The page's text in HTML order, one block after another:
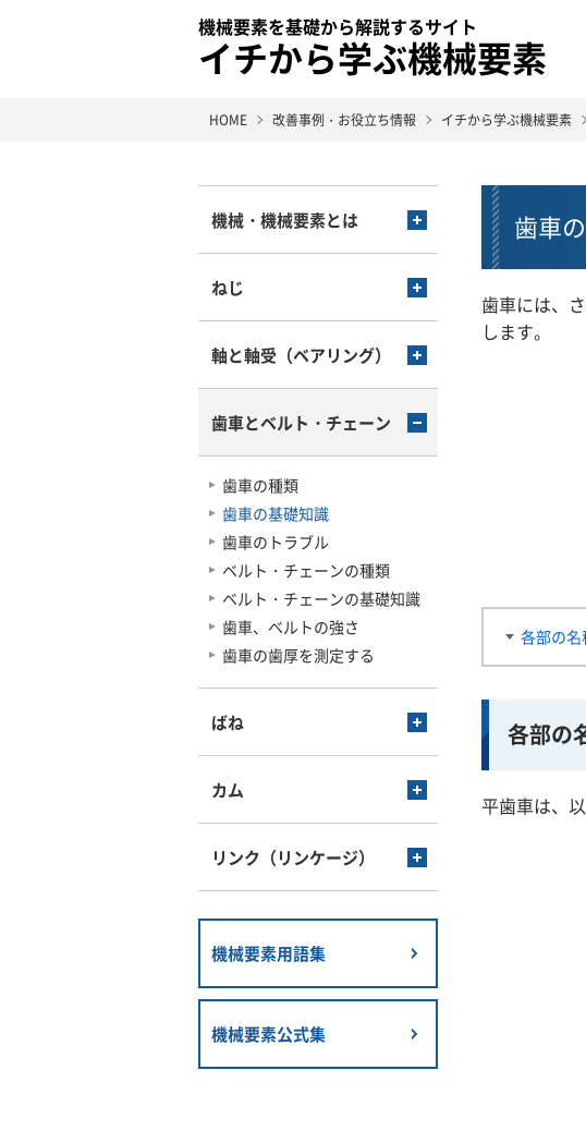
機械要素を基礎から解説するサイト
イチから学ぶ機械要素
HOME 改善事例・お役立ち情報 イチから学ぶ機械要素
歯車
歯車には、
します。
各部の名
各部の
平歯車は、
機械・機械要素とは
ねじ
軸と軸受（ベアリング）
歯車とベルト・チェーン
歯車の種類
歯車の基礎知識
歯車のトラブル
ベルト・チェーンの種類
ベルト・チェーンの基礎知識
歯車、ベルトの強さ
歯車の歯厚を測定する
ばね
カム
リンク（リンケージ）
機械要素用語集
機械要素公式集